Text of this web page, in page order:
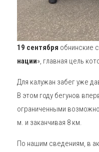
19 сентября обнинские
нации», главная цель
Для калужан забег уже
В этом году бегунов
ограниченными
м. и заканчивая 8 км.
По нашим сведениям, в